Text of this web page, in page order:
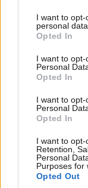
not limited to
grant or deny
use your data for
consent section.
I want to
personal data.
Opted In
I want to
Personal
Opted In
I want to
Personal
Opted In
I want to opt-
Retention,
Personal
Purposes for
Opted Out
Saxon
πλέον...πρέπει
Διαβάσατε δύο
κάθε τι
μηδενικά; Σε
TRENDING